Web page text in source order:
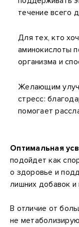
течение всего
Для тех, кто
аминокислоты
организма и
Желающим
стресс:
помогает
Оптимальная
подойдет как
о здоровье и
лишних добавок
В отличие от
не